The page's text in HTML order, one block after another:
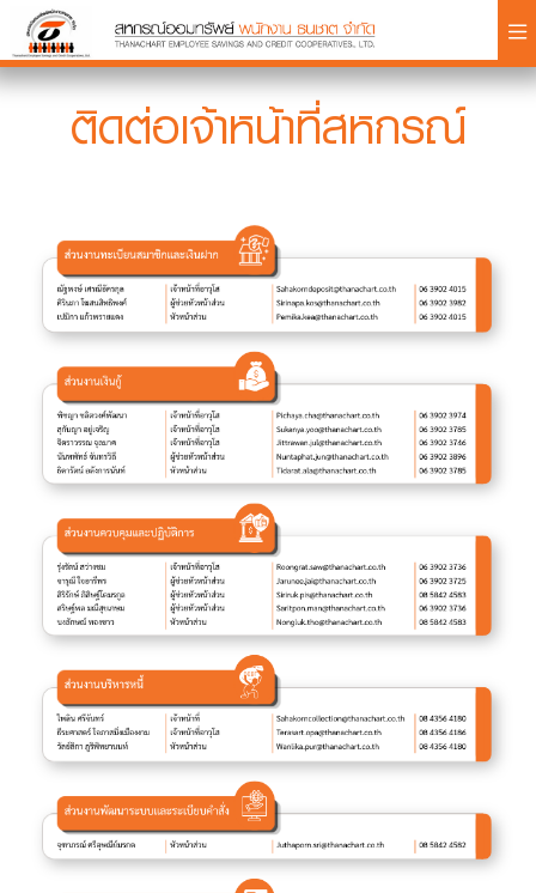
ทะเบียน
×
ติดต่อเจ้าหน้าที่สหกรณ์